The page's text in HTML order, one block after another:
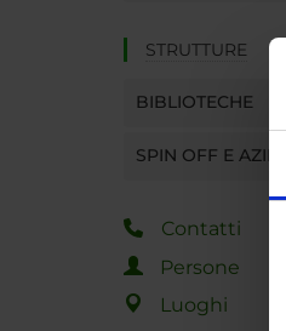
STRUTTURE
BIBLIOTECHE
SPIN OFF E
Contatti
Persone
Luoghi